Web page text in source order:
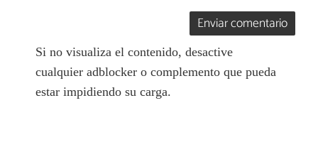
Enviar comentario
Si no visualiza el contenido, desactive
cualquier adblocker o complemento que pueda
estar impidiendo su carga.